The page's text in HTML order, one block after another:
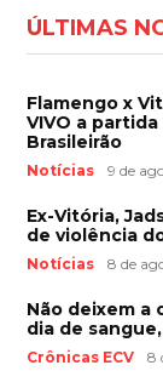
ÚLTIMAS
Flamengo x
VIVO a
Brasileirão
Notícias 9 de
Ex-Vitória,
de violência
Notícias 8 de
Não deixem a
dia de
Crônicas ECV 8